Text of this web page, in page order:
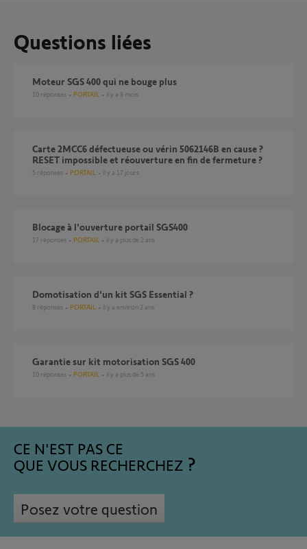
Questions liées
Moteur SGS 400 qui ne bouge plus
10 réponses PORTAIL il y a 8 mois
Carte 2MCC6 défectueuse ou vérin 5062146B en cause ?
RESET impossible et réouverture en fin de fermeture ?
5 réponses PORTAIL il y a 17 jours
Blocage à l'ouverture portail SGS400
17 réponses PORTAIL il y a plus de 2 ans
Domotisation d'un kit SGS Essential ?
8 réponses PORTAIL il y a environ 2 ans
garantie sur kit motorisation SGS 400
10 réponses PORTAIL il y a plus de 5 ans
CE N'EST PAS CE
QUE VOUS RECHERCHEZ
Posez votre question